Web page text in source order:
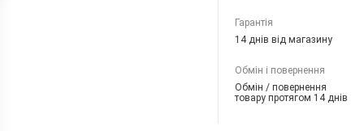
Гарантія
14 днів від магазину
Обмін і повернення
Обмін / повернення
товару протягом 14 днів